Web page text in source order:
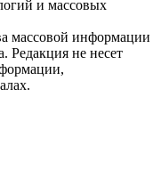
и массовых
массовой информации
Редакция не несет